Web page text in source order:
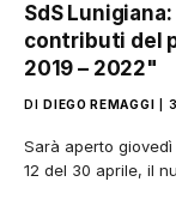
SdS
contributi del
2019 – 2022"
DI DIEGO REMAGGI
Sarà aperto
12 del 30 aprile, il